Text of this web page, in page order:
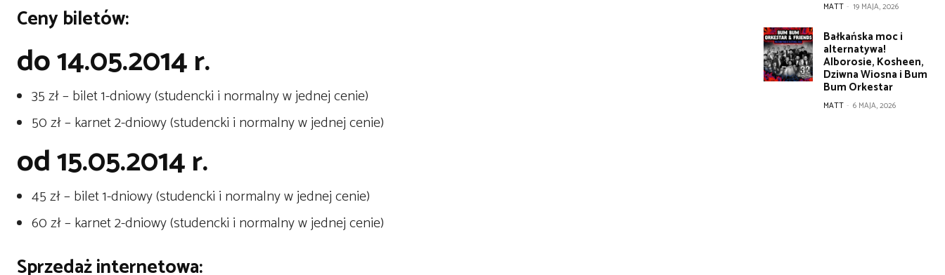
Ceny biletów:
do 14.05.2014 r.
35 zł – bilet 1-dniowy (studencki i normalny w jednej cenie)
50 zł – karnet 2-dniowy (studencki i normalny w jednej cenie)
od 15.05.2014 r.
45 zł – bilet 1-dniowy (studencki i normalny w jednej cenie)
60 zł – karnet 2-dniowy (studencki i normalny w jednej cenie)
Sprzedaż internetowa:
MATT - 19 MAJA, 2026
Bałkańska moc i
alternatywa!
Alborosie, Kosheen,
Dziwna Wiosna i Bum
Bum Orkestar
MATT - 6 MAJA, 2026